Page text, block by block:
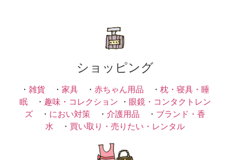
ショッピング
・ 雑貨 ・ 家具 ・ 赤ちゃん用品 ・ 枕・寝具・睡
眠・ 趣味・コレクション ・ 眼鏡・コンタクトレン
ズ ・ におい対策 ・ 介護用品 ・ ブランド・香
水 ・ 買い取り・売りたい・レンタル